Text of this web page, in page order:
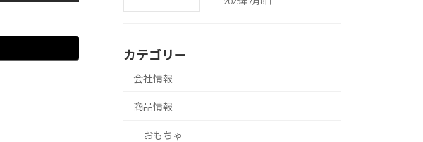
カテゴリー
会社情報
商品情報
おもちゃ